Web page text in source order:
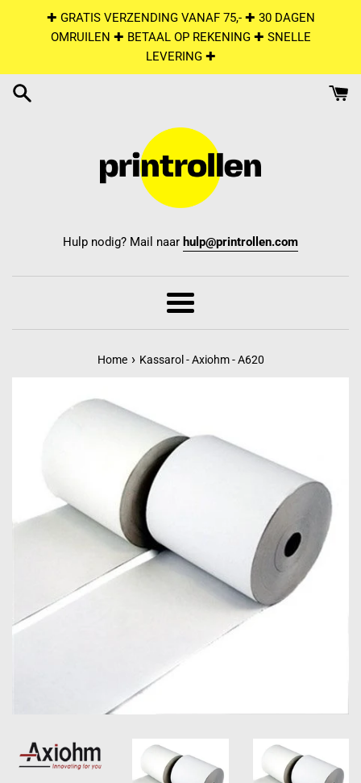
✚ GRATIS VERZENDING VANAF 75,- ✚ 30 DAGEN
OMRUILEN ✚ BETAAL OP REKENING ✚ SNELLE
LEVERING ✚
Hulp nodig? Mail naar hulp@printrollen.com
Menu
Home › Kassarol - Axiohm - A620